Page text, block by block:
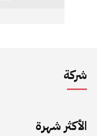
شركة
الأكثر شهرة